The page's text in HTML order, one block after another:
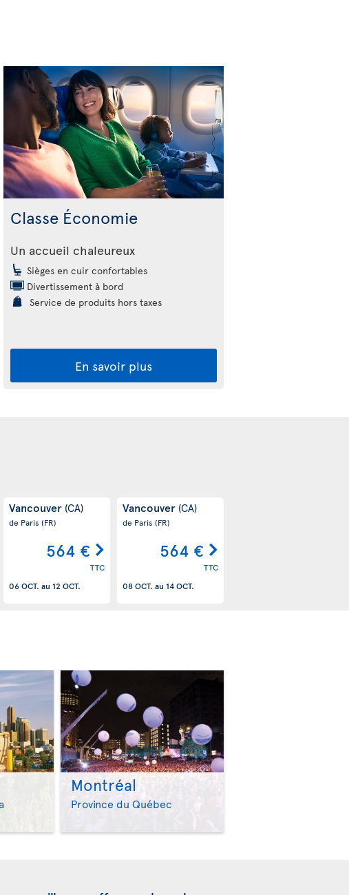
Classe Économie
Un accueil chaleureux
Sièges en cuir confortables
Divertissement à bord
Service de produits hors taxes
En savoir plus
Vancouver (CA)
de Paris (FR)
564 €
TTC
06 OCT. au 12 OCT.
Vancouver (CA)
de Paris (FR)
564 €
TTC
08 OCT. au 14 OCT.
>
Montréal
Province du Québec